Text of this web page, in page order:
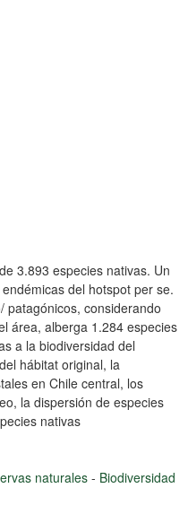
3.893 especies nativas. Un
del hotspot per se.
patagónicos, considerando
área, alberga 1.284 especies
a la biodiversidad del
hábitat original, la
en Chile central, los
la dispersión de especies
nativas
naturales- Biodiversidad